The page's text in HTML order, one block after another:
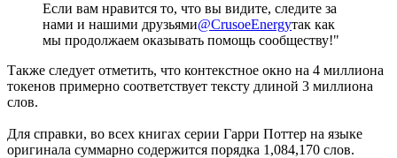
Если вам нравится то, что вы видите, следите за
нами и нашими друзьями@CrusoeEnergyтак как
мы продолжаем оказывать помощь сообществу!"
Также следует отметить, что контекстное окно на 4 миллиона
токенов примерно соответствует тексту длиной 3 миллиона
слов.
Для справки, во всех книгах серии Гарри Поттер на языке
оригинала суммарно содержится порядка 1,084,170 слов.